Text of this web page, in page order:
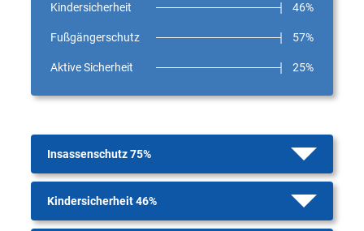
Kindersicherheit 46%
Fußgängerschutz 57%
Aktive Sicherheit 25%
Insassenschutz 75%
Kindersicherheit 46%